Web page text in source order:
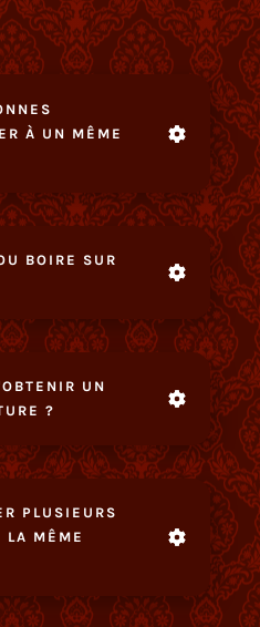
À UN MÊME
BOIRE SUR
UN
?
PLUSIEURS
LA MÊME